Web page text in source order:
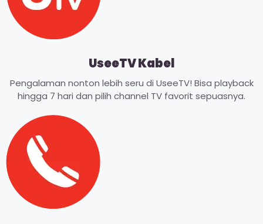
UseeTV Kabel
Pengalaman nonton lebih seru di UseeTV! Bisa playback
hingga 7 hari dan pilih channel TV favorit sepuasnya.